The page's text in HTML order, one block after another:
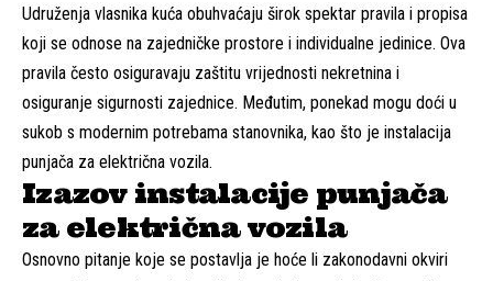
Udruženja vlasnika kuća obuhvaćaju širok spektar pravila i propisa
koji se odnose na zajedničke prostore i individualne jedinice. Ova
pravila često osiguravaju zaštitu vrijednosti nekretnina i
osiguranje sigurnosti zajednice. Međutim, ponekad mogu doći u
sukob s modernim potrebama stanovnika, kao što je instalacija
punjača za električna vozila.
Izazov instalacije punjača
za električna vozila
Osnovno pitanje koje se postavlja je hoće li zakonodavni okviri